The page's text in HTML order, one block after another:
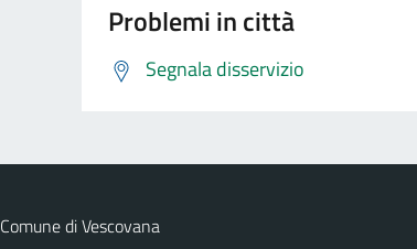
Problemi in città
Segnala disservizio
Comune di Vescovana